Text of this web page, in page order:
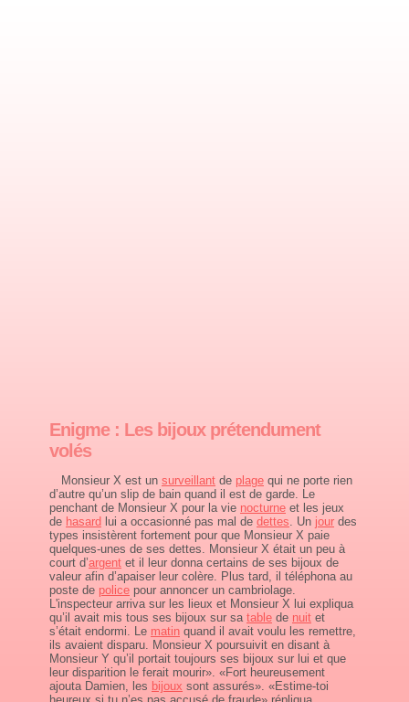
Enigme : Les bijoux prétendument
volés
Monsieur X est un surveillant de plage qui ne porte rien
d’autre qu’un slip de bain quand il est de garde. Le
penchant de Monsieur X pour la vie nocturne et les jeux
de hasard lui a occasionné pas mal de dettes. Un jour des
types insistèrent fortement pour que Monsieur X paie
quelques-unes de ses dettes. Monsieur X était un peu à
court d’argent et il leur donna certains de ses bijoux de
valeur afin d’apaiser leur colère. Plus tard, il téléphona au
poste de police pour annoncer un cambriolage.
L'inspecteur arriva sur les lieux et Monsieur X lui expliqua
qu’il avait mis tous ses bijoux sur sa table de nuit et
s’était endormi. Le matin quand il avait voulu les remettre,
ils avaient disparu. Monsieur X poursuivit en disant à
Monsieur Y qu’il portait toujours ses bijoux sur lui et que
leur disparition le ferait mourir». «Fort heureusement
ajouta Damien, les bijoux sont assurés». «Estime-toi